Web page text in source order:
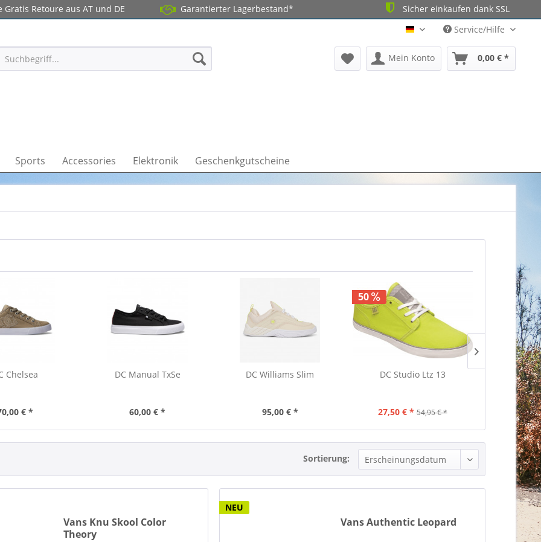
Gratis Retoure aus AT und DE Garantierter Lagerbestand* Sicher einkaufen dank SSL
DE Service/Hilfe
Mein Konto 0,00 € *
Sports Accessories Elektronik Geschenkgutscheine
Chelsea
€ *
DC Manual TxSe
60,00 € *
DC Williams Slim
95,00 € *
50
DC Studio Ltz 13
27,50 € * 54,95 € *
DC
Sortierung:
Vans Knu Skool Color
Theory
NEU
Vans Authentic Leopard